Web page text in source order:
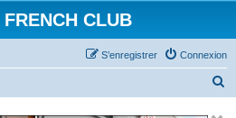
CLUB
Connexion
S’enregistrer